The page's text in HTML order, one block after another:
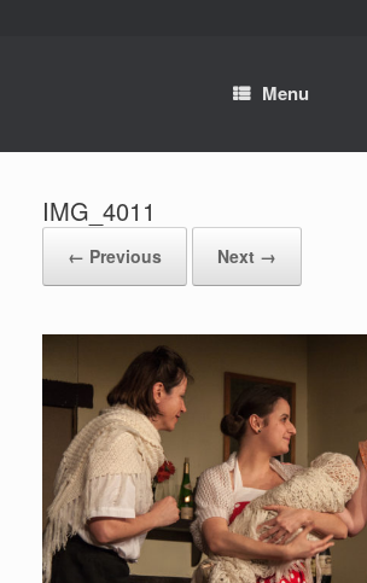
Menu
IMG_4011
← Previous Next →